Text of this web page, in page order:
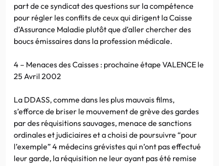
part de ce syndicat des questions sur la compétence
pour régler les conflits de ceux qui dirigent la Caisse
d’Assurance Maladie plutôt que d’aller chercher des
boucs émissaires dans la profession médicale.
4 – Menaces des Caisses : prochaine étape VALENCE le
25 Avril 2002
La DDASS, comme dans les plus mauvais films,
s’efforce de briser le mouvement de grève des gardes
par des réquisitions sauvages, menace de sanctions
ordinales et judiciaires et a choisi de poursuivre “pour
l’exemple” 4 médecins grévistes qui n’ont pas effectué
leur garde, la réquisition ne leur ayant pas été remise